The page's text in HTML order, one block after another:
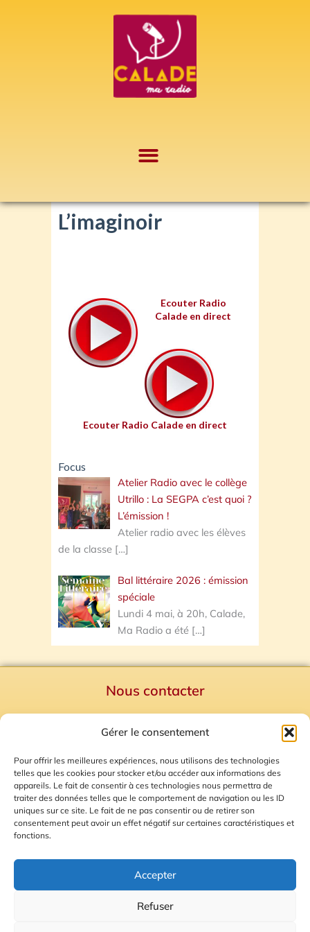
Gérer le consentement
Pour offrir les meilleures expériences, nous utilisons des technologies
telles que les cookies pour stocker et/ou accéder aux informations des
appareils. Le fait de consentir à ces technologies nous permettra de
traiter des données telles que le comportement de navigation ou les ID
uniques sur ce site. Le fait de ne pas consentir ou de retirer son
consentement peut avoir un effet négatif sur certaines caractéristiques et
fonctions.
Accepter
Refuser
L’imaginoir
Ecouter Radio
Calade en direct
Ecouter Radio Calade en direct
Focus
Atelier Radio avec le collège
Utrillo : La SEGPA c’est quoi ?
L’émission !
Atelier radio avec les élèves
de la classe […]
Bal littéraire 2026 : émission
spéciale
Lundi 4 mai, à 20h, Calade,
Ma Radio a été […]
Nous contacter
Mentions Légales
Plan du site
Gestion des Cookies